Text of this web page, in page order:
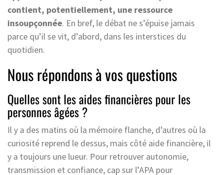
contient, potentiellement, une ressource
insoupçonnée. En bref, le débat ne s’épuise jamais
parce qu’il se vit, d’abord, dans les interstices du
quotidien.
Nous répondons à vos questions
Quelles sont les aides financières pour les
personnes âgées ?
Il y a des matins où la mémoire flanche, d’autres où la
curiosité reprend le dessus, mais côté aide financière, il
y a toujours une lueur. Pour retrouver autonomie,
transmission et confiance, cap sur l’APA pour